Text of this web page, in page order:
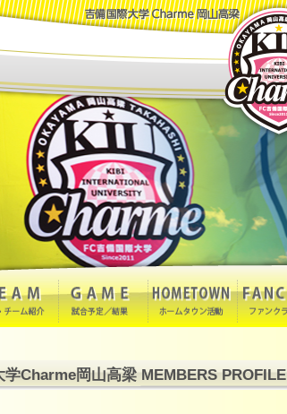
学Charme岡山高梁 MEMBERS PROFILE